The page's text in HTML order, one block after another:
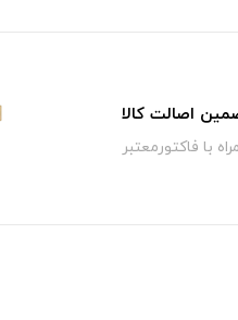
اصالت کالا
با فاکتورمعتبر